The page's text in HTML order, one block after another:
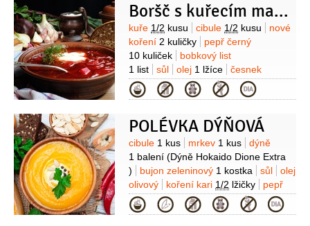
Boršč s kuřecím masem
Suroviny
kuře 1/2 kusu cibule 1/2 kusu
nové
koření 2 kuličky
pepř černý
10 kuliček
bobkový list
1 list
sůl olej 1 lžíce
česnek
3 stroužky
zelenina kořenová
200 gramů (mrkev,celer,petržel)
Kategorie
POLÉVKA DÝŇOVÁ
Suroviny
cibule 1 kus mrkev 1 kus
dýně
1 balení (Dýně Hokaido Dione Extra
)
bujon zeleninový 1 kostka sůl
olej
olivový
koření kari 1/2 lžičky
pepř
(mletý černý)
Kategorie